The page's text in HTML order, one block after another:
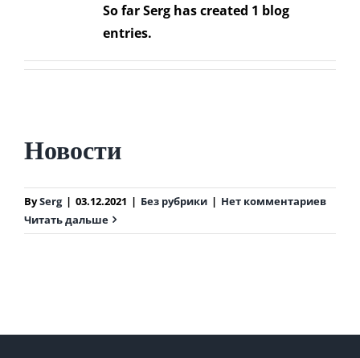
So far Serg has created 1 blog
entries.
Новости
BySerg | 03.12.2021 | Без рубрики | Нет комментариев
Читать дальше